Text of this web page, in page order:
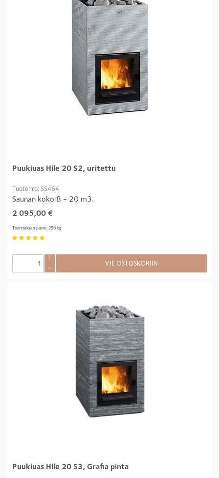
Puukiuas Hile 20 S2, uritettu
Tuotenro: SS464
Saunan koko 8 - 20 m3.
2 095,00 €
Toimituksen paino: 296 kg
+
–
VIE OSTOSKORIIN
Puukiuas Hile 20 S3, Grafia pinta